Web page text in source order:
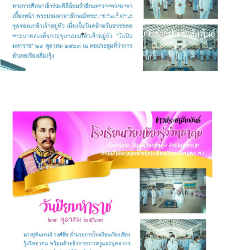
2563
23 ตุลาคม 2020 กิจกรรมโรงเรียน,ข่าวประชาสัมพันธ์